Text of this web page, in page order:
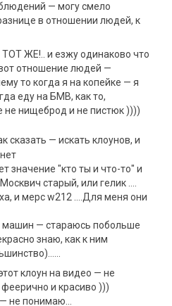
— могу смело
в отношении людей, к
ЖЕ!.. и езжу одинаково что
отношение людей —
то когда я на копейке — я
еду на БМВ, как то,
не нищеброд и не пистюк ))))
сказать — искать клоунов, и
значение "кто ты и что-то" и
старый, или гелик ….
и мерс w212 ….Для меня они
— стараюсь побольше
знаю, как к ним
клоун на видео — не
и красиво )))
не понимаю…